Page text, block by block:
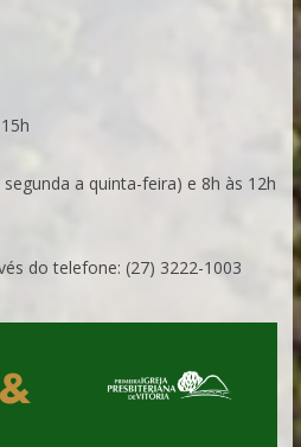
a quinta-feira) e 8h às 12h
do telefone: (27) 3222-1003